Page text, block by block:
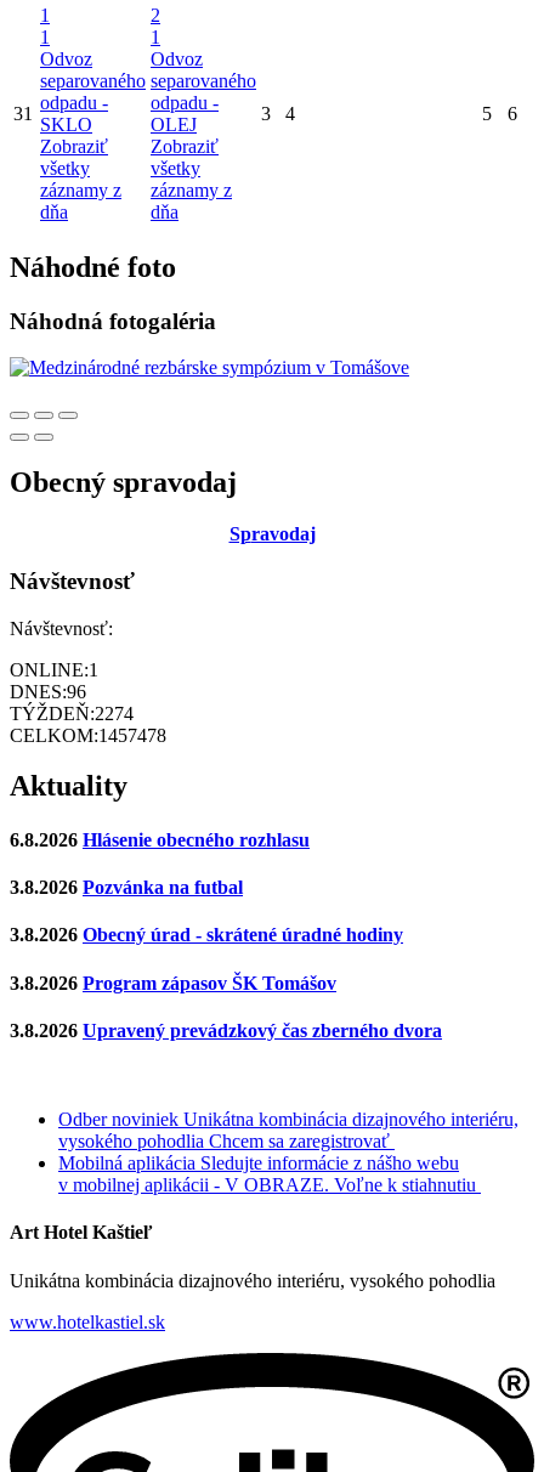
31
1
1
Odvoz
separovaného
odpadu -
SKLO
Zobraziť
všetky
záznamy z
dňa
2
1
Odvoz
separovaného
odpadu -
OLEJ
Zobraziť
všetky
záznamy z
dňa
3 4 5 6
Náhodné foto
Náhodná fotogaléria
Obecný spravodaj
Spravodaj
Návštevnosť
Návštevnosť:
ONLINE:1
DNES:96
TÝŽDEŇ:2274
CELKOM:1457478
Aktuality
6.8.2026 Hlásenie obecného rozhlasu
3.8.2026 Pozvánka na futbal
3.8.2026 Obecný úrad - skrátené úradné hodiny
3.8.2026 Program zápasov ŠK Tomášov
3.8.2026 Upravený prevádzkový čas zberného dvora
Odber noviniek Unikátna kombinácia dizajnového interiéru,
vysokého pohodlia Chcem sa zaregistrovať
Mobilná aplikácia Sledujte informácie z nášho webu
v mobilnej aplikácii - V OBRAZE. Voľne k stiahnutiu
Art Hotel Kaštieľ
Unikátna kombinácia dizajnového interiéru, vysokého pohodlia
www.hotelkastiel.sk